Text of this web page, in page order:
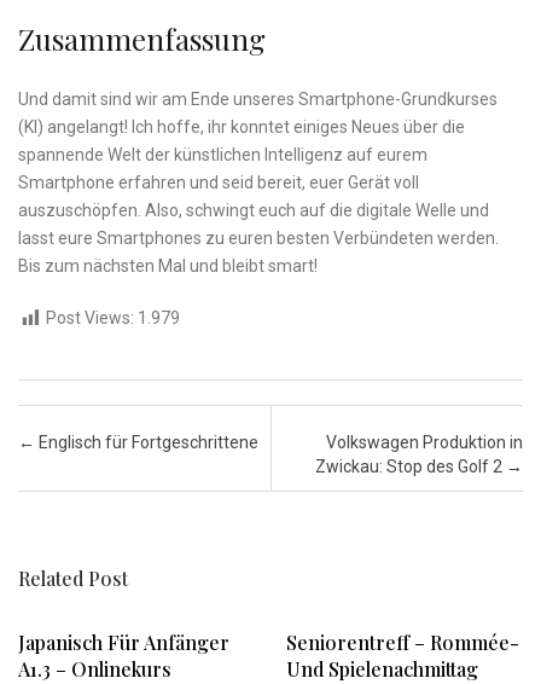
Zusammenfassung
Und damit sind wir am Ende unseres Smartphone-Grundkurses‌
(KI) angelangt! Ich ‍hoffe,⁢ ihr konntet‌ einiges​ Neues über‌ die
spannende Welt‌ der ‌künstlichen‍ Intelligenz auf eurem
Smartphone erfahren und seid bereit, euer Gerät voll⁤
auszuschöpfen. Also, schwingt euch auf die digitale Welle⁤ und
lasst eure Smartphones ⁤zu euren‌ besten ⁣Verbündeten werden.
Bis zum nächsten Mal ‌und ⁣bleibt smart!
Post Views: 1.979
Post navigation
← Englisch für Fortgeschrittene
Volkswagen Produktion in
Zwickau: Stop des Golf 2 →
Related Post
Japanisch Für Anfänger
A1.3 – Onlinekurs
Seniorentreff – Rommée-
Und Spielenachmittag